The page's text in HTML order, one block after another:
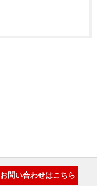
お問い合わせはこちら